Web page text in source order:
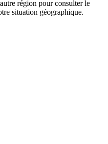
région pour consulter le
situation géographique.